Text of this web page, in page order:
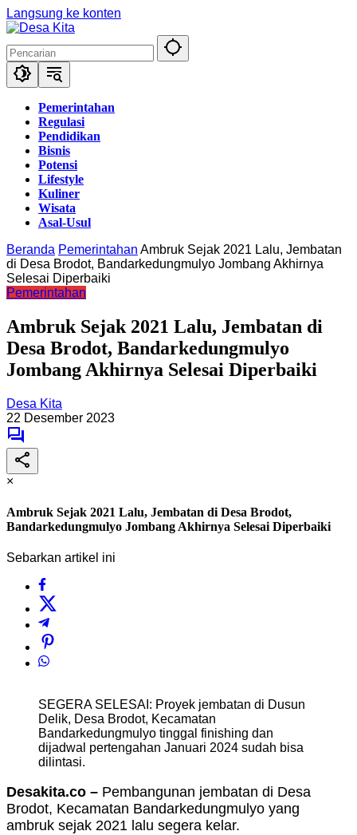
Langsung ke konten
Pemerintahan
Regulasi
Pendidikan
Bisnis
Potensi
Lifestyle
Kuliner
Wisata
Asal-Usul
Beranda Pemerintahan Ambruk Sejak 2021 Lalu, Jembatan
di Desa Brodot, Bandarkedungmulyo Jombang Akhirnya
Selesai Diperbaiki
Pemerintahan
Ambruk Sejak 2021 Lalu, Jembatan di
Desa Brodot, Bandarkedungmulyo
Jombang Akhirnya Selesai Diperbaiki
Desa Kita
22 Desember 2023
×
Ambruk Sejak 2021 Lalu, Jembatan di Desa Brodot,
Bandarkedungmulyo Jombang Akhirnya Selesai Diperbaiki
Sebarkan artikel ini
SEGERA SELESAI: Proyek jembatan di Dusun
Delik, Desa Brodot, Kecamatan
Bandarkedungmulyo tinggal finishing dan
dijadwal pertengahan Januari 2024 sudah bisa
dilintasi.
Desakita.co – Pembangunan jembatan di Desa
Brodot, Kecamatan Bandarkedungmulyo yang
ambruk sejak 2021 lalu segera kelar.